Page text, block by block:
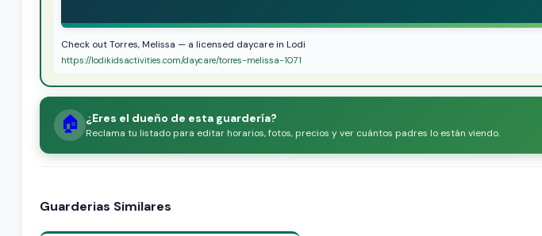
Check out Torres, Melissa — a licensed daycare in Lodi
https://lodikidsactivities.com/daycare/torres-melissa-1071
🏠 ¿Eres el dueño de esta guardería?
Reclama tu listado para editar horarios, fotos, precios y ver cuántos padres lo están viendo.
Guarderias Similares